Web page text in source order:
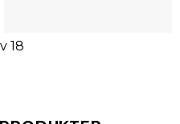
18